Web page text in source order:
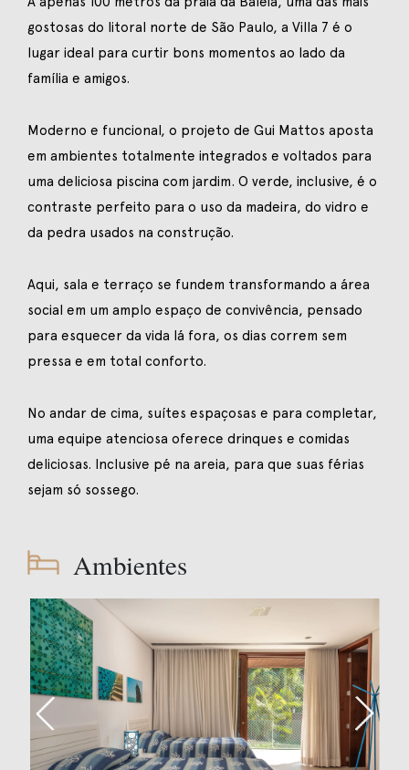
gostosas do litoral norte de São Paulo, a Villa 7 é o
lugar ideal para curtir bons momentos ao lado da
família e amigos.
Moderno e funcional, o projeto de Gui Mattos aposta
em ambientes totalmente integrados e voltados para
uma deliciosa piscina com jardim. O verde, inclusive, é o
contraste perfeito para o uso da madeira, do vidro e
da pedra usados na construção.
Aqui, sala e terraço se fundem transformando a área
social em um amplo espaço de convivência, pensado
para esquecer da vida lá fora, os dias correm sem
pressa e em total conforto.
No andar de cima, suítes espaçosas e para completar,
uma equipe atenciosa oferece drinques e comidas
deliciosas. Inclusive pé na areia, para que suas férias
sejam só sossego.
Ambientes